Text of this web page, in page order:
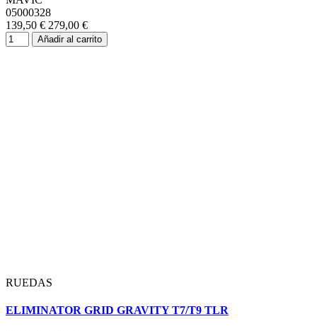
05000328
139,50 € 279,00 €
Añadir al carrito
RUEDAS
ELIMINATOR GRID GRAVITY T7/T9 TLR